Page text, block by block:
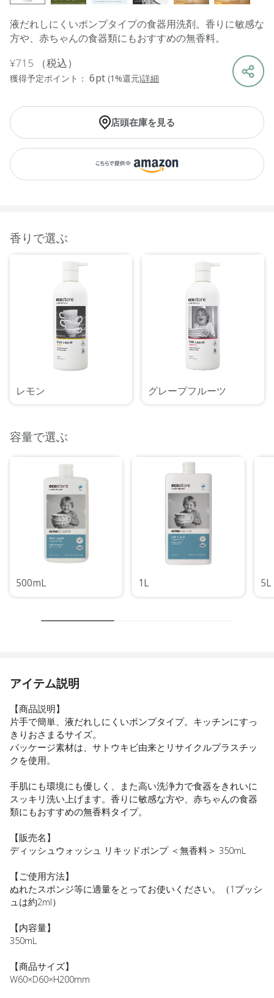
液だれしにくいポンプタイプの食器用洗剤。香りに敏感な
方や、赤ちゃんの食器類にもおすすめの無香料。
¥715 （税込）
獲得予定ポイント： 6pt (1%還元)詳細
店頭在庫を見る
香りで選ぶ
レモン グレープフルーツ
容量で選ぶ
500mL 1L 5L
アイテム説明
【商品説明】
片手で簡単、液だれしにくいポンプタイプ。キッチンにすっ
きりおさまるサイズ。
パッケージ素材は、サトウキビ由来とリサイクルプラスチッ
クを使用。
手肌にも環境にも優しく、また高い洗浄力で食器をきれいに
スッキリ洗い上げます。香りに敏感な方や、赤ちゃんの食器
類にもおすすめの無香料タイプ。
【販売名】
ディッシュウォッシュ リキッドポンプ ＜無香料＞ 350mL
【ご使用方法】
ぬれたスポンジ等に適量をとってお使いください。（1プッシ
ュは約2ml）
【内容量】
350mL
【商品サイズ】
W60×D60×H200mm